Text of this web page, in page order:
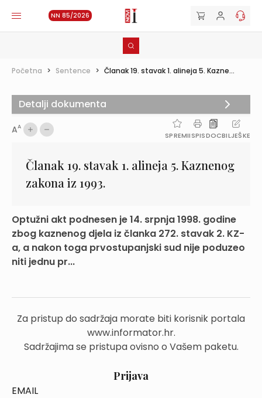
NN 85/2026
Početna > Sentence > Članak 19. stavak 1. alineja 5. Kazne...
AA
SPREMIISPISDOCBILJEŠKE
Članak 19. stavak 1. alineja 5. Kaznenog
zakona iz 1993.
Optužni akt podnesen je 14. srpnja 1998. godine
zbog kaznenog djela iz članka 272. stavak 2. KZ-
a, a nakon toga prvostupanjski sud nije poduzeo
niti jednu pr...
Za pristup do sadržaja morate biti korisnik portala
www.informator.hr.
Sadržajima se pristupa ovisno o Vašem paketu.
Prijava
EMAIL
Detalji dokumenta